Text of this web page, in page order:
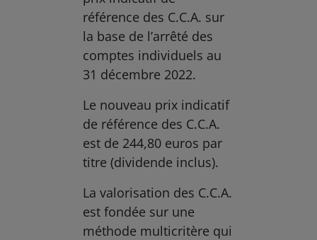
référence des C.C.A. sur
la base de l’arrêté des
comptes individuels au
31 décembre 2022.
Le nouveau prix indicatif
de référence des C.C.A.
est de 244,80 euros par
titre (dividende inclus).
La valorisation des C.C.A.
est fondée sur une
méthode multicritère qui